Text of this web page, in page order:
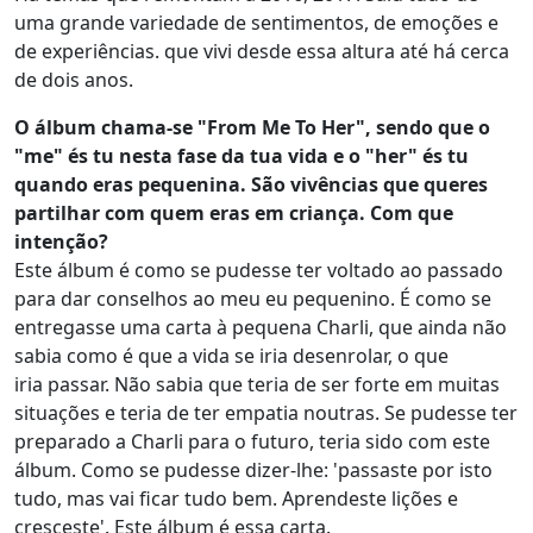
uma grande variedade de sentimentos, de emoções e
de experiências. que vivi desde essa altura até há cerca
de dois anos.
O álbum chama-se "From Me To Her", sendo que o
"me" és tu nesta fase da tua vida e o "her" és tu
quando eras pequenina. São vivências que queres
partilhar com quem eras em criança. Com que
intenção?
Este álbum é como se pudesse ter voltado ao passado
para dar conselhos ao meu eu pequenino. É como se
entregasse uma carta à pequena Charli, que ainda não
sabia como é que a vida se iria desenrolar, o que
iria passar. Não sabia que teria de ser forte em muitas
situações e teria de ter empatia noutras. Se pudesse ter
preparado a Charli para o futuro, teria sido com este
álbum. Como se pudesse dizer-lhe: 'passaste por isto
tudo, mas vai ficar tudo bem. Aprendeste lições e
cresceste'. Este álbum é essa carta.